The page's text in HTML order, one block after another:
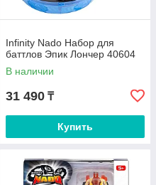
Infinity Nado Набор для
баттлов Эпик Лончер 40604
В наличии
31 490 ₸
Купить